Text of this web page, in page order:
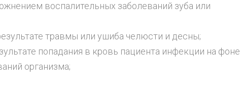
воспалительных заболеваний зуба или
травмы или ушиба челюсти и десны;
попадания в кровь пациента инфекции на фоне
организма;